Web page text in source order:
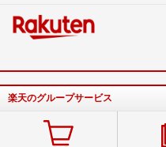
楽天のグループサービス